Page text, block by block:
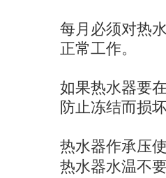
每月必须对热
正常工作。
如果热水器要
防止冻结而损
热水器作承压
热水器水温不